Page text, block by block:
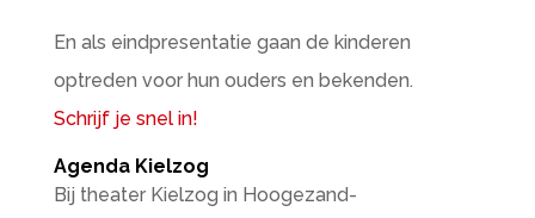
En als eindpresentatie gaan de kinderen
optreden voor hun ouders en bekenden.
Schrijf je snel in!
Agenda Kielzog
Bij theater Kielzog in Hoogezand-